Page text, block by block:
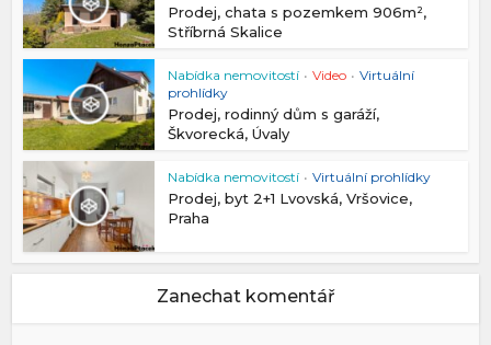
Prodej, chata s pozemkem 906m²,
Stříbrná Skalice
Nabídka nemovitostí • Video • Virtuální
prohlídky
Prodej, rodinný dům s garáží,
Škvorecká, Úvaly
Nabídka nemovitostí • Virtuální prohlídky
Prodej, byt 2+1 Lvovská, Vršovice,
Praha
Zanechat komentář